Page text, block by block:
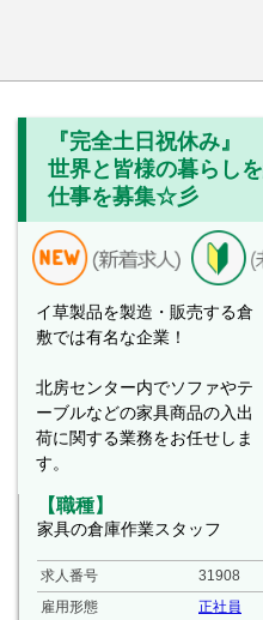
『完全土日祝休み』
世界と皆様の暮らし
仕事を募集☆彡
イ草製品を製造・販売する倉
敷では有名な企業！
北房センター内でソファやテ
ーブルなどの家具商品の入出
荷に関する業務をお任せしま
す。
【職種】
家具の倉庫作業スタッフ
求人番号
31908
雇用形態
正社員